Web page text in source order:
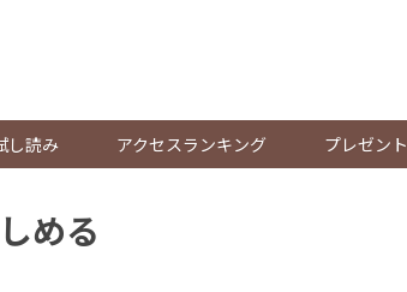
し読み アクセスランキング プレゼント
める